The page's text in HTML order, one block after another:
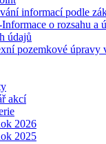
informací podle
o rozsahu a
údajů
pozemkové úpravy
akcí
2026
2025